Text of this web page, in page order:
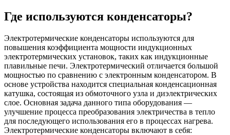
Где используются конденсаторы?
Электротермические конденсаторы используются для
повышения коэффициента мощности индукционных
электротермических установок, таких как индукционные
плавильные печи. Электротермический отличается большой
мощностью по сравнению с электронным конденсатором. В
основе устройства находится специальная конденсационная
катушка, состоящая из обмоточного узла и диэлектрических
слое. Основная задача данного типа оборудования —
улучшение процесса преобразования электричества в тепло
для последующего использования его в процессах нагрева.
Электротермические конденсаторы включают в себя: